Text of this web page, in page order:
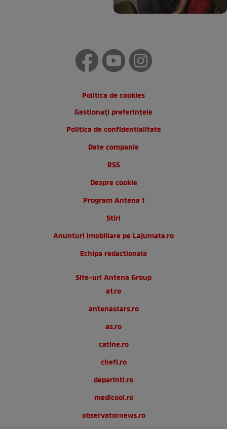
Politica de cookies
Gestionați preferințele
Politica de confidentialitate
Date companie
RSS
Despre cookie
Program Antena 1
Stiri
Anunturi imobiliare pe Lajumate.ro
Echipa redactionala
Site-uri Antena Group
a1.ro
antenastars.ro
as.ro
catine.ro
chefi.ro
deparinti.ro
medicool.ro
observatornews.ro